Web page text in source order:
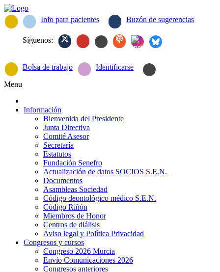
Info para pacientes Buzón de sugerencias
Síguenos:
Bolsa de trabajo Identificarse
Menu
Información
Bienvenida del Presidente
Junta Directiva
Comité Asesor
Secretaría
Estatutos
Fundación Senefro
Actualización de datos SOCIOS S.E.N.
Documentos
Asambleas Sociedad
Código deontológico médico S.E.N.
Código Riñón
Miembros de Honor
Centros de diálisis
Aviso legal y Política Privacidad
Congresos y cursos
Congreso 2026 Murcia
Envío Comunicaciones 2026
Congresos anteriores